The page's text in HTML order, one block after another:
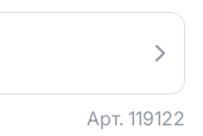
Арт. 119122